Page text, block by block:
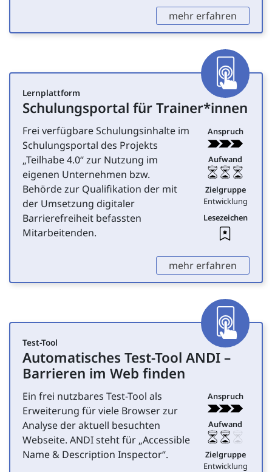
,mehr erfahren
Lernplattform
für Entwicklung
Schulungsportal für Trainer*innen
App
Frei verfügbare Schulungsinhalte im
Schulungsportal des Projekts
„Teilhabe 4.0“ zur Nutzung im
eigenen Unternehmen bzw.
Behörde zur Qualifikation der mit
der Umsetzung digitaler
Barrierefreiheit befassten
Mitarbeitenden.
Anspruch
Aufwand
Zielgruppe
Entwicklung
Lesezeichen
,mehr erfahren
Test-Tool
für Entwicklung
Automatisches Test-Tool ANDI –
Barrieren im Web finden
App
Ein frei nutzbares Test-Tool als
Erweiterung für viele Browser zur
Analyse der aktuell besuchten
Webseite. ANDI steht für „Accessible
Name & Description Inspector“.
Anspruch
Aufwand
Zielgruppe
Entwicklung